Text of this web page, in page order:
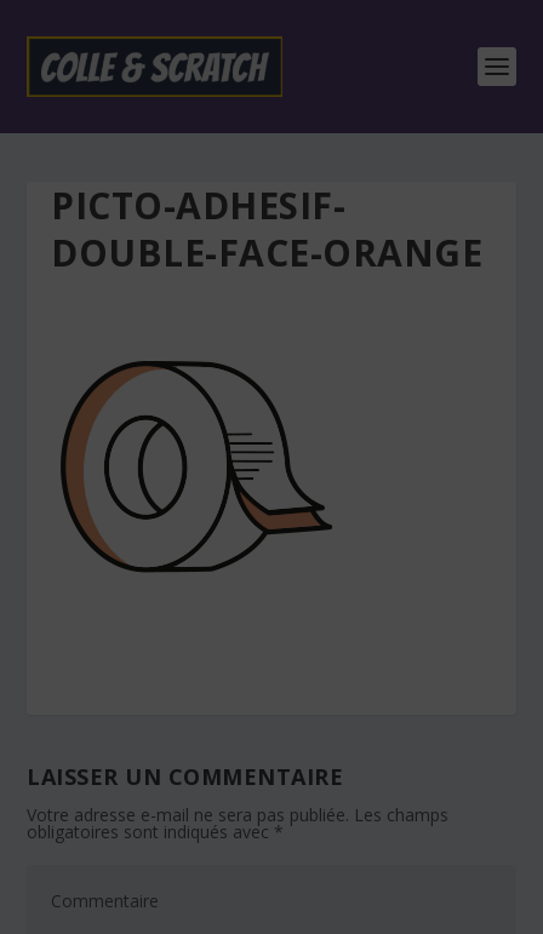
PICTO-ADHESIF-
DOUBLE-FACE-ORANGE
LAISSER UN COMMENTAIRE
Votre adresse e-mail ne sera pas publiée. Les champs
obligatoires sont indiqués avec *